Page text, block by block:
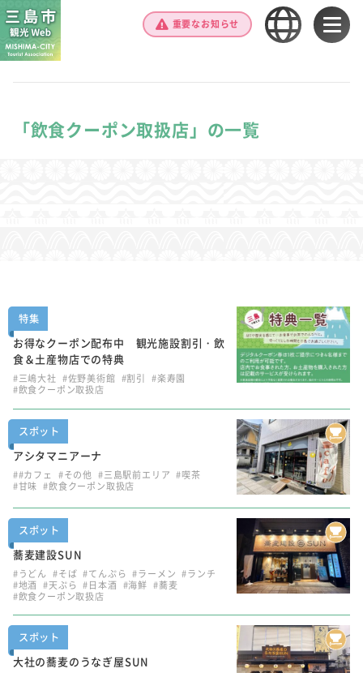
重要なお知らせ
「飲食クーポン取扱店」の一覧
特集
お得なクーポン配布中 観光施設割引・飲
食＆土産物店での特典
#三嶋大社 #佐野美術館 #割引 #楽寿園
#飲食クーポン取扱店
スポット
アシタマニアーナ
##カフェ #その他 #三島駅前エリア #喫茶
#甘味 #飲食クーポン取扱店
スポット
蕎麦建設SUN
#うどん #そば #てんぷら #ラーメン #ランチ
#地酒 #天ぷら #日本酒 #海鮮 #蕎麦
#飲食クーポン取扱店
スポット
大社の蕎麦のうなぎ屋SUN